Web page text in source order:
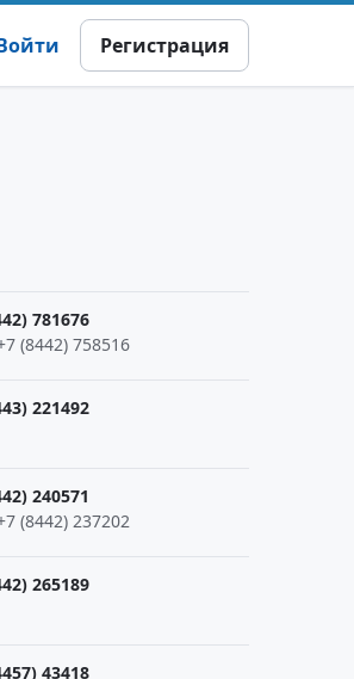
Регистрация
781676
(8442) 758516
221492
240571
(8442) 237202
265189
43418